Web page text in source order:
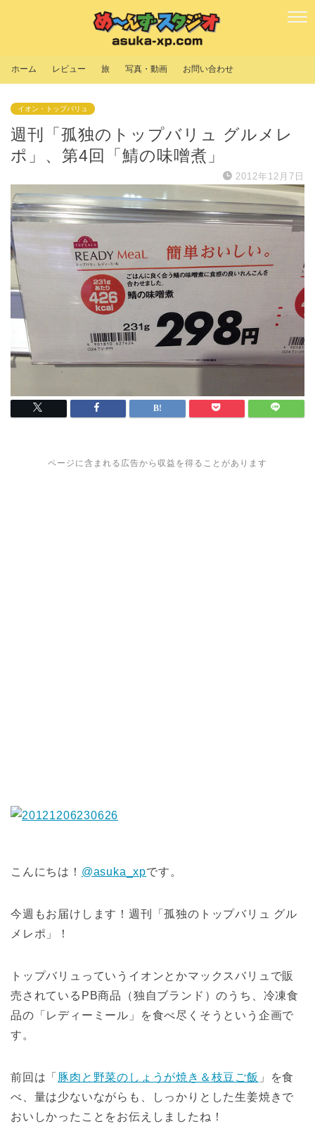
ホーム レビュー 旅 写真・動画 お問い合わせ
イオン・トップバリュ
週刊「孤独のトップバリュ グルメレ
ポ」、第4回「鯖の味噌煮」
2012年12月7日
ページに含まれる広告から収益を得ることがあります
こんにちは！ @asuka_xpです。
今週もお届けします！週刊「孤独のトップバリュ グル
メレポ」！
トップバリュっていうイオンとかマックスバリュで販
売されているPB商品（独自ブランド）のうち、冷凍食
品の「レディーミール」を食べ尽くそうという企画で
す。
前回は「 豚肉と野菜のしょうが焼き＆枝豆ご飯 」を食
べ、量は少ないながらも、しっかりとした生姜焼きで
おいしかったことをお伝えしましたね！